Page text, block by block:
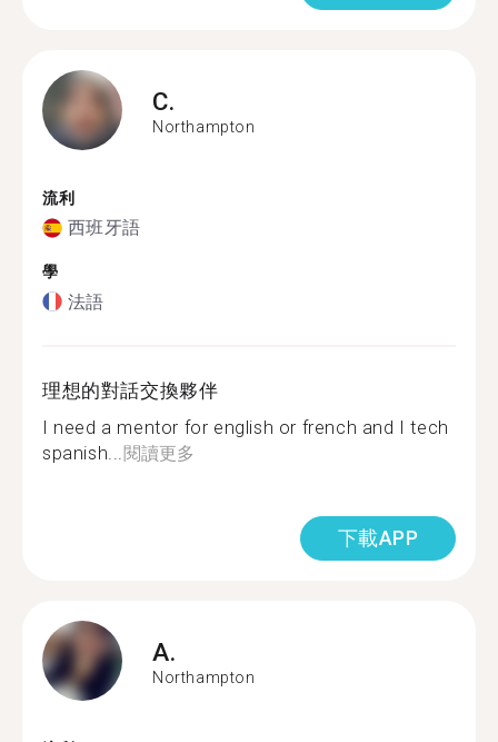
C.
Northampton
流利
西班牙語
學
法語
理想的對話交換夥伴
I need a mentor for english or french and I tech
spanish... 閱讀更多
下載APP
A.
Northampton